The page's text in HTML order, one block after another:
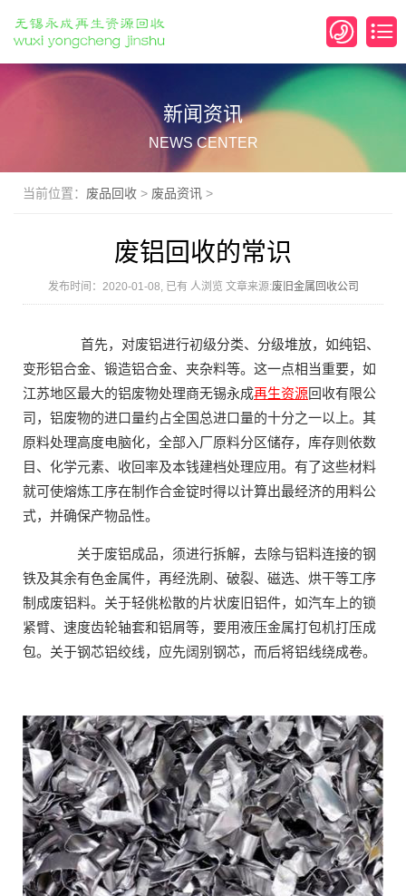
新闻资讯
NEWS CENTER
当前位置： 废品回收 > 废品资讯 >
废铝回收的常识
发布时间：2020-01-08, 已有 人浏览 文章来源:废旧金属回收公司
首先，对废铝进行初级分类、分级堆放，如纯铝、
变形铝合金、锻造铝合金、夹杂料等。这一点相当重要，如
江苏地区最大的铝废物处理商无锡永成再生资源回收有限公
司，铝废物的进口量约占全国总进口量的十分之一以上。其
原料处理高度电脑化，全部入厂原料分区储存，库存则依数
目、化学元素、收回率及本钱建档处理应用。有了这些材料
就可使熔炼工序在制作合金锭时得以计算出最经济的用料公
式，并确保产物品性。
关于废铝成品，须进行拆解，去除与铝料连接的钢
铁及其余有色金属件，再经洗刷、破裂、磁选、烘干等工序
制成废铝料。关于轻佻松散的片状废旧铝件，如汽车上的锁
紧臂、速度齿轮轴套和铝屑等，要用液压金属打包机打压成
包。关于钢芯铝绞线，应先阔别钢芯，而后将铝线绕成卷。